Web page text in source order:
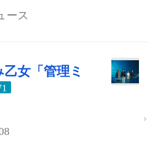
ース
女「管理ミ